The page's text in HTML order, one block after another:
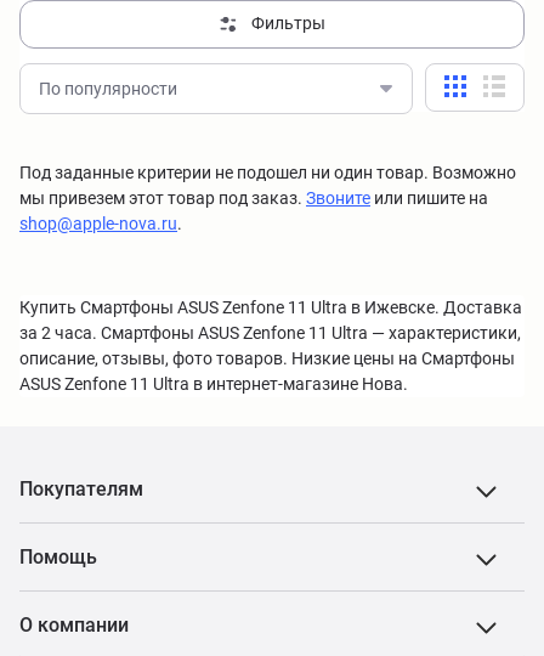
Фильтры
По популярности
Под заданные критерии не подошел ни один товар. Возможно
мы привезем этот товар под заказ. Звоните или пишите на
shop@apple-nova.ru.
Купить Смартфоны ASUS Zenfone 11 Ultra в Ижевске. Доставка
за 2 часа. Смартфоны ASUS Zenfone 11 Ultra — характеристики,
описание, отзывы, фото товаров. Низкие цены на Смартфоны
ASUS Zenfone 11 Ultra в интернет-магазине Нова.
Покупателям
Помощь
О компании